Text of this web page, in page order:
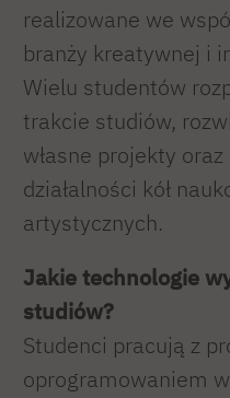
realizowane we
branży kreatywnej i
Wielu studentów
trakcie studiów,
własne projekty
działalności kół
artystycznych.
Jakie technologie
studiów?
Studenci pracują z
oprogramowaniem